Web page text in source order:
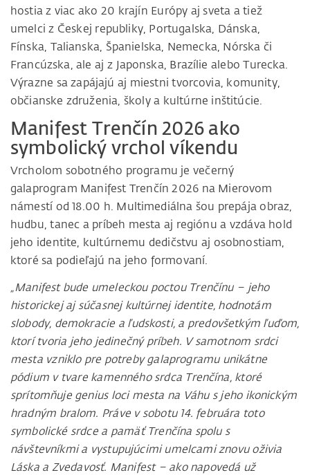
hostia z viac ako 20 krajín Európy aj sveta a tiež
umelci z Českej republiky, Portugalska, Dánska,
Fínska, Talianska, Španielska, Nemecka, Nórska či
Francúzska, ale aj z Japonska, Brazílie alebo Turecka.
Výrazne sa zapájajú aj miestni tvorcovia, komunity,
občianske združenia, školy a kultúrne inštitúcie.
Manifest Trenčín 2026 ako
symbolický vrchol víkendu
Vrcholom sobotného programu je večerný
galaprogram Manifest Trenčín 2026 na Mierovom
námestí od 18.00 h. Multimediálna šou prepája obraz,
hudbu, tanec a príbeh mesta aj regiónu a vzdáva hold
jeho identite, kultúrnemu dedičstvu aj osobnostiam,
ktoré sa podieľajú na jeho formovaní.
„Manifest bude umeleckou poctou Trenčínu – jeho
historickej aj súčasnej kultúrnej identite, hodnotám
slobody, demokracie a ľudskosti, a predovšetkým ľuďom,
ktorí tvoria jeho jedinečný príbeh. V samotnom srdci
mesta vzniklo pre potreby galaprogramu unikátne
pódium v tvare kamenného srdca Trenčína, ktoré
sprítomňuje genius loci mesta na Váhu s jeho ikonickým
hradným bralom. Práve v sobotu 14. februára toto
symbolické srdce a pamäť Trenčína spolu s
návštevníkmi a vystupujúcimi umelcami znovu oživia
Láska a Zvedavosť. Manifest – ako napovedá už